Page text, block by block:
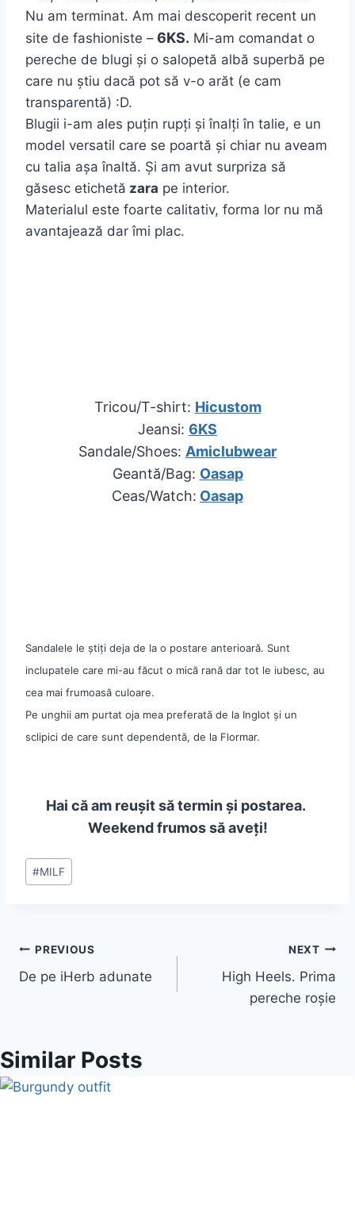
Nu am terminat. Am mai descoperit recent un
site de fashioniste – 6KS. Mi-am comandat o
pereche de blugi și o salopetă albă superbă pe
care nu știu dacă pot să v-o arăt (e cam
transparentă) :D.
Blugii i-am ales puțin rupți și înalți în talie, e un
model versatil care se poartă și chiar nu aveam
cu talia așa înaltă. Și am avut surpriza să
găsesc etichetă zara pe interior.
Materialul este foarte calitativ, forma lor nu mă
avantajează dar îmi plac.
Tricou/T-shirt: Hicustom
Jeansi: 6KS
Sandale/Shoes: Amiclubwear
Geantă/Bag: Oasap
Ceas/Watch: Oasap
Sandalele le știți deja de la o postare anterioară. Sunt
inclupatele care mi-au făcut o mică rană dar tot le iubesc, au
cea mai frumoasă culoare.
Pe unghii am purtat oja mea preferată de la Inglot și un
sclipici de care sunt dependentă, de la Flormar.
Hai că am reușit să termin și postarea.
Weekend frumos să aveți!
Post
Tags:
#MILF
Post
navigation
PREVIOUS
De pe iHerb adunate
NEXT
High Heels. Prima
pereche roșie
Similar Posts